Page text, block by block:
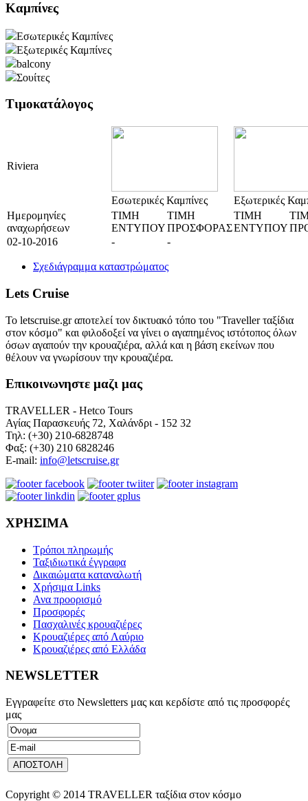
Καμπίνες
Εσωτερικές Καμπίνες
Εξωτερικές Καμπίνες
balcony
Σουίτες
Τιμοκατάλογος
Riviera
Εσωτερικές Καμπίνες
Εξωτερικές
Ημερομηνίες
αναχωρήσεων
ΤΙΜΗ
ΕΝΤΥΠΟΥ
ΤΙΜΗ
ΠΡΟΣΦΟΡΑΣ
ΤΙΜΗ
ΕΝΤΥΠΟΥ
02-10-2016
- -
Σχεδιάγραμμα καταστρώματος
Lets Cruise
Το letscruise.gr αποτελεί τον δικτυακό τόπο του "Traveller ταξίδια
στον κόσμο" και φιλοδοξεί να γίνει ο αγαπημένος ιστότοπος όλων
όσων αγαπούν την κρουαζιέρα, αλλά και η βάση εκείνων που
θέλουν να γνωρίσουν την κρουαζιέρα.
Επικοινωνηστε μαζι μας
TRAVELLER - Hetco Tours
Αγίας Παρασκευής 72, Χαλάνδρι - 152 32
Τηλ: (+30) 210-6828748
Φαξ: (+30) 210 6828246
E-mail: info@letscruise.gr
ΧΡΗΣΙΜΑ
Τρόποι πληρωμής
Ταξιδιωτικά έγγραφα
Δικαιώματα καταναλωτή
Χρήσιμα Links
Ανα προορισμό
Προσφορές
Πασχαλινές κρουαζιέρες
Κρουαζιέρες από Λαύριο
Κρουαζιέρες από Ελλάδα
NEWSLETTER
Εγγραφείτε στο Newsletters μας και κερδίστε από τις προσφορές
μας
Copyright © 2014 TRAVELLER ταξίδια στον κόσμο